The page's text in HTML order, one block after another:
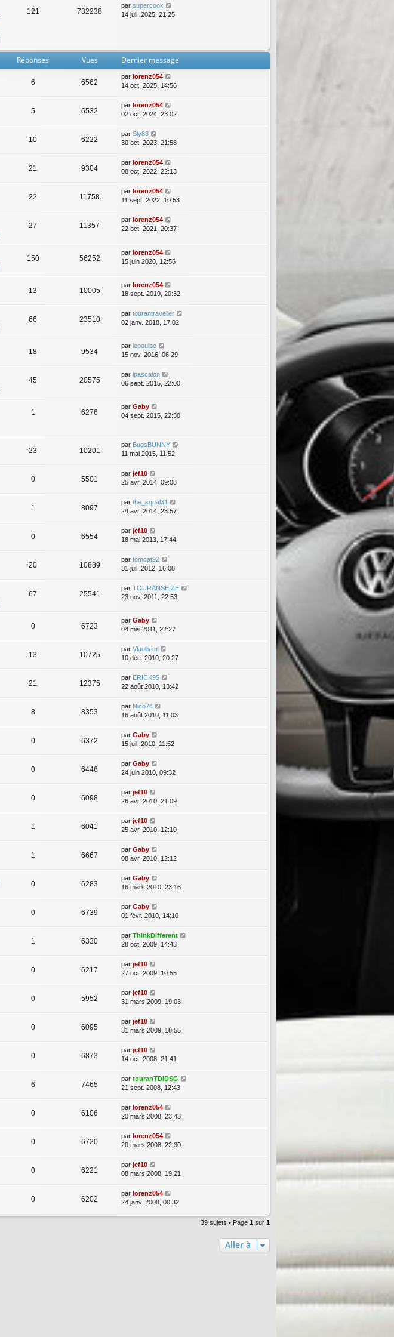
121 732238
par supercook
14 juil. 2025, 21:25
Réponses Vues Dernier message
6 6562
par lorenz054
14 oct. 2025, 14:56
5 6532
par lorenz054
02 oct. 2024, 23:02
10 6222
par Sly83
30 oct. 2023, 21:58
21 9304
par lorenz054
08 oct. 2022, 22:13
22 11758
par lorenz054
11 sept. 2022, 10:53
27 11357
par lorenz054
22 oct. 2021, 20:37
150 56252
par lorenz054
15 juin 2020, 12:56
13 10005
par lorenz054
18 sept. 2019, 20:32
66 23510
par tourantraveller
02 janv. 2018, 17:02
18 9534
par lepoulpe
15 nov. 2016, 06:29
45 20575
par lpascalon
06 sept. 2015, 22:00
1 6276
par Gaby
04 sept. 2015, 22:30
23 10201
par BugsBUNNY
11 mai 2015, 11:52
0 5501
par jef10
25 avr. 2014, 09:08
1 8097
par the_squal31
24 avr. 2014, 23:57
0 6554
par jef10
18 mai 2013, 17:44
20 10889
par tomcat92
31 juil. 2012, 16:08
67 25541
par TOURANSEIZE
23 nov. 2011, 22:53
0 6723
par Gaby
04 mai 2011, 22:27
13 10725
par Vlaolivier
10 déc. 2010, 20:27
21 12375
par ERICK95
22 août 2010, 13:42
8 8353
par Nico74
16 août 2010, 11:03
0 6372
par Gaby
15 juil. 2010, 11:52
0 6446
par Gaby
24 juin 2010, 09:32
0 6098
par jef10
26 avr. 2010, 21:09
1 6041
par jef10
25 avr. 2010, 12:10
1 6667
par Gaby
08 avr. 2010, 12:12
0 6283
par Gaby
16 mars 2010, 23:16
0 6739
par Gaby
01 févr. 2010, 14:10
1 6330
par ThinkDifferent
28 oct. 2009, 14:43
0 6217
par jef10
27 oct. 2009, 10:55
0 5952
par jef10
31 mars 2009, 19:03
0 6095
par jef10
31 mars 2009, 18:55
0 6873
par jef10
14 oct. 2008, 21:41
6 7465
par touranTDIDSG
21 sept. 2008, 12:43
0 6106
par lorenz054
20 mars 2008, 23:43
0 6720
par lorenz054
20 mars 2008, 22:30
0 6221
par jef10
08 mars 2008, 19:21
0 6202
par lorenz054
24 janv. 2008, 00:32
39 sujets • Page 1 sur 1
Aller à